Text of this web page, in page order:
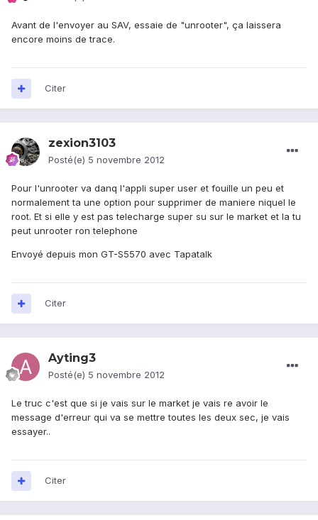
Avant de l'envoyer au SAV, essaie de "unrooter", ça laissera
encore moins de trace.
Citer
zexion3103
Posté(e) 5 novembre 2012
Pour l'unrooter va danq l'appli super user et fouille un peu et
normalement ta une option pour supprimer de maniere niquel le
root. Et si elle y est pas telecharge super su sur le market et la tu
peut unrooter ron telephone
Envoyé depuis mon GT-S5570 avec Tapatalk
Citer
Ayting3
Posté(e) 5 novembre 2012
Le truc c'est que si je vais sur le market je vais re avoir le
message d'erreur qui va se mettre toutes les deux sec, je vais
essayer..
Citer